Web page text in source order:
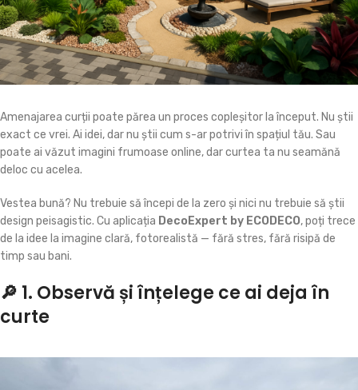
Amenajarea curții poate părea un proces copleșitor la început. Nu știi
exact ce vrei. Ai idei, dar nu știi cum s-ar potrivi în spațiul tău. Sau
poate ai văzut imagini frumoase online, dar curtea ta nu seamănă
deloc cu acelea.
Vestea bună? Nu trebuie să începi de la zero și nici nu trebuie să știi
design peisagistic. Cu aplicația DecoExpert by ECODECO, poți trece
de la idee la imagine clară, fotorealistă — fără stres, fără risipă de
timp sau bani.
🔎 1. Observă și înțelege ce ai deja în
curte